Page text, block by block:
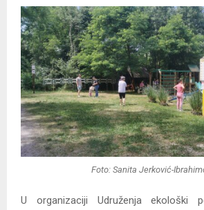
Foto: Sanita Jerković-
U organizaciji Udruženja ekološki